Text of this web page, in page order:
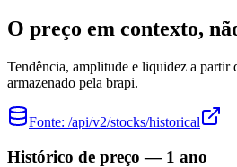
O preço em contexto,
Tendência, amplitude e liquidez a partir
armazenado pela brapi.
Fonte: /api/v2/stocks/historical
Histórico de preço — 1 ano